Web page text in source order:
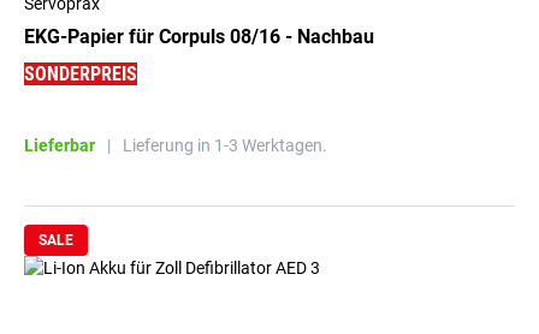
EKG-Papier für Corpuls 08/16 - Nachbau
SONDERPREIS
Lieferbar | Lieferung in 1-3 Werktagen.
SALE